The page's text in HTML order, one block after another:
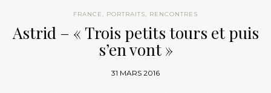
FRANCE, PORTRAITS, RENCONTRES
Astrid – « Trois petits tours et puis
s’en vont »
31 MARS 2016